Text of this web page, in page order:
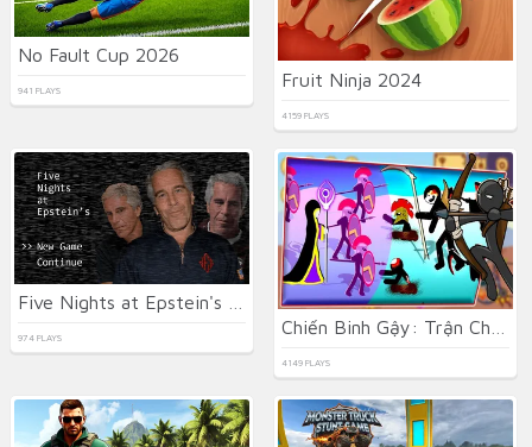
No Fault Cup 2026
941 PLAYS Fruit Ninja 2024
4159 PLAYS
974 PLAYS
4149 PLAYS